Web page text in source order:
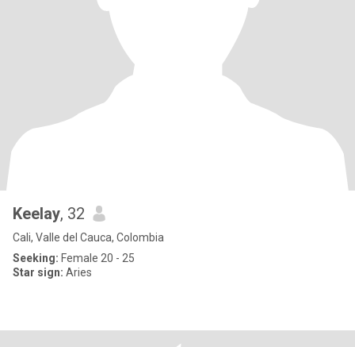
Keelay, 32
Cali, Valle del Cauca, Colombia
Seeking: Female 20 - 25
Star sign: Aries